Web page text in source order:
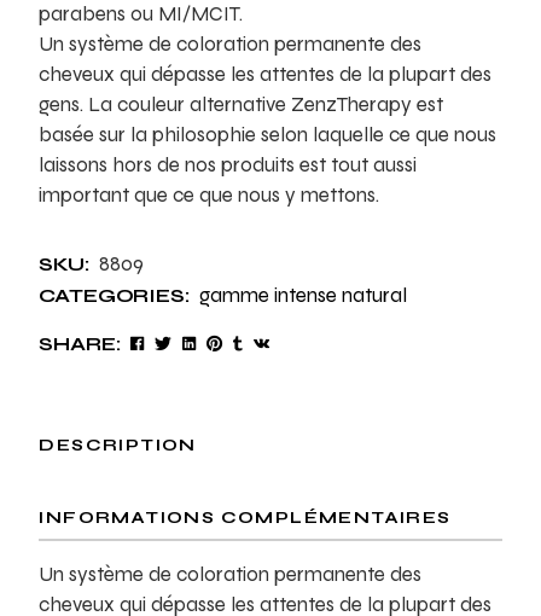
parabens ou MI/MCIT.
Un système de coloration permanente des
cheveux qui dépasse les attentes de la plupart des
gens. La couleur alternative ZenzTherapy est
basée sur la philosophie selon laquelle ce que nous
laissons hors de nos produits est tout aussi
important que ce que nous y mettons.
SKU: 8809
CATEGORIES: gamme intense natural
SHARE:
DESCRIPTION
INFORMATIONS COMPLÉMENTAIRES
Un système de coloration permanente des
cheveux qui dépasse les attentes de la plupart des